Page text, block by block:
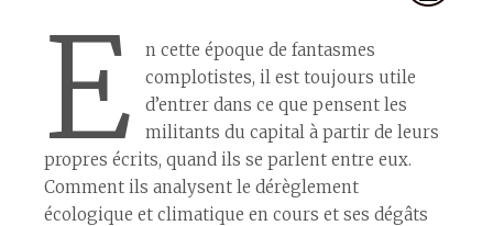
E
n cette époque de fantasmes
complotistes, il est toujours utile
d’entrer dans ce que pensent les
militants du capital à partir de leurs
propres écrits, quand ils se parlent entre eux.
Comment ils analysent le dérèglement
écologique et climatique en cours et ses dégâts